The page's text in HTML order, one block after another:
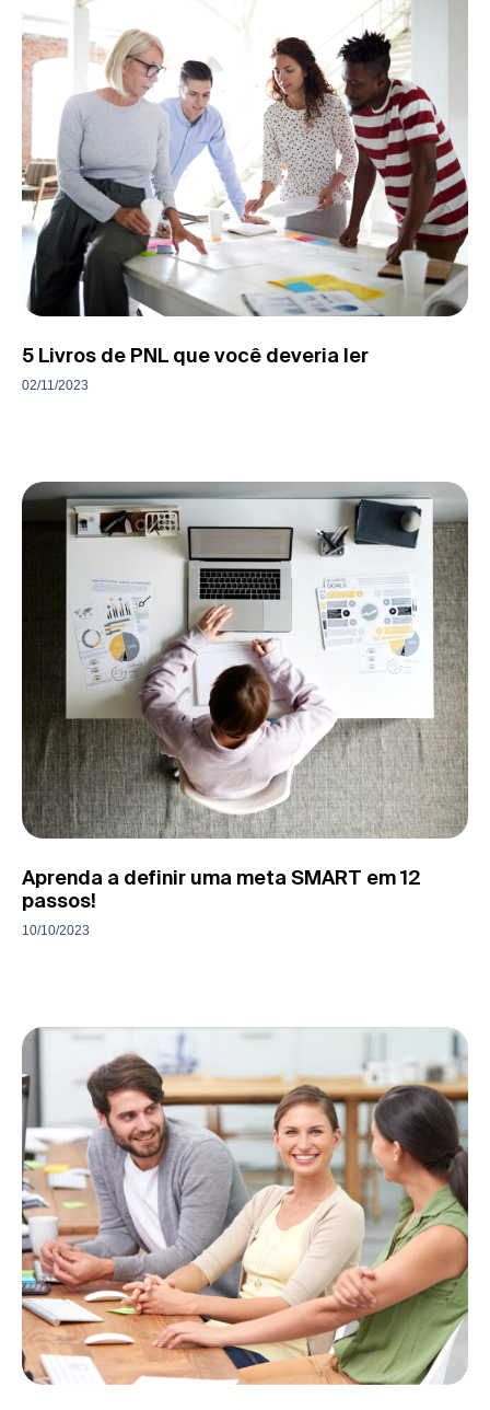
5 Livros de PNL que você deveria ler
02/11/2023
Aprenda a definir uma meta SMART em 12
passos!
10/10/2023